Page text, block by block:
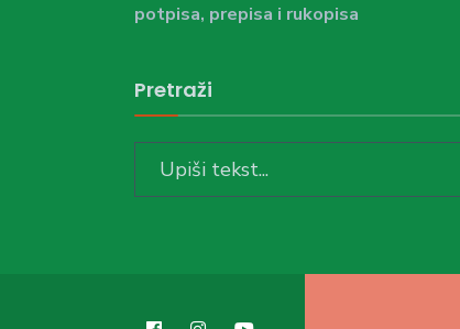
potpisa, prepisa i rukopisa
Pretraži